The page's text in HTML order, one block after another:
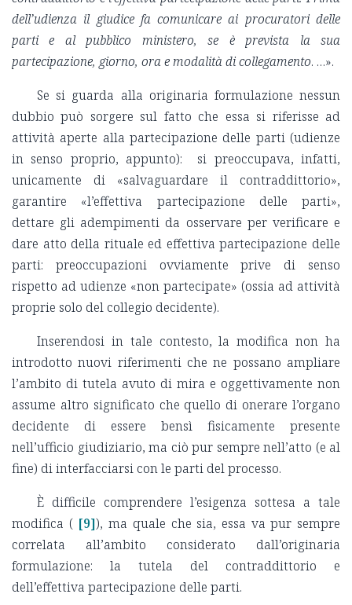
dell’udienza il giudice fa comunicare ai procuratori delle
parti e al pubblico ministero, se è prevista la sua
partecipazione, giorno, ora e modalità di collegamento. …».
Se si guarda alla originaria formulazione nessun
dubbio può sorgere sul fatto che essa si riferisse ad
attività aperte alla partecipazione delle parti (udienze
in senso proprio, appunto): si preoccupava, infatti,
unicamente di «salvaguardare il contraddittorio»,
garantire «l’effettiva partecipazione delle parti»,
dettare gli adempimenti da osservare per verificare e
dare atto della rituale ed effettiva partecipazione delle
parti: preoccupazioni ovviamente prive di senso
rispetto ad udienze «non partecipate» (ossia ad attività
proprie solo del collegio decidente).
Inserendosi in tale contesto, la modifica non ha
introdotto nuovi riferimenti che ne possano ampliare
l’ambito di tutela avuto di mira e oggettivamente non
assume altro significato che quello di onerare l’organo
decidente di essere bensì fisicamente presente
nell’ufficio giudiziario, ma ciò pur sempre nell’atto (e al
fine) di interfacciarsi con le parti del processo.
È difficile comprendere l’esigenza sottesa a tale
modifica ( [9]), ma quale che sia, essa va pur sempre
correlata all’ambito considerato dall’originaria
formulazione: la tutela del contraddittorio e
dell’effettiva partecipazione delle parti.